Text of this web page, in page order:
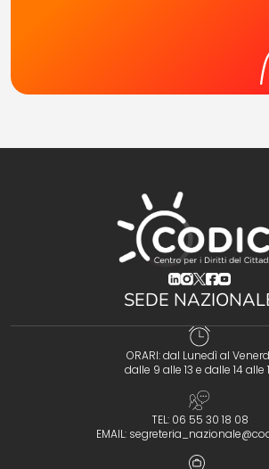
(opens in a
(opens in a
(opens in
(opens
SEDE
ORARI: dal Lunedì al
dalle 9 alle 13 e dalle 14 alle
TEL: 06 55 30 18 08
EMAIL: